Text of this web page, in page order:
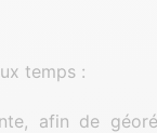
temps :
afin de